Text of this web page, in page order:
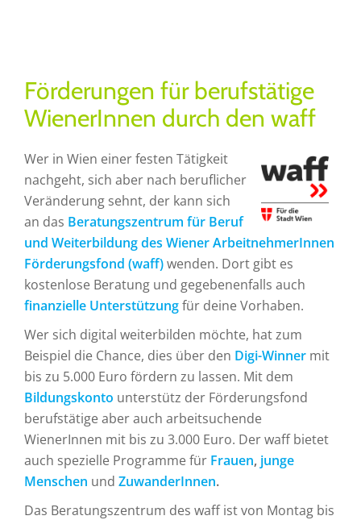
Förderungen für berufstätige
WienerInnen durch den waff
Wer in Wien einer festen Tätigkeit
nachgeht, sich aber nach beruflicher
Veränderung sehnt, der kann sich
an das Beratungszentrum für Beruf
und Weiterbildung des Wiener ArbeitnehmerInnen
Förderungsfond (waff)wenden. Dort gibt es
kostenlose Beratung und gegebenenfalls auch
finanzielle Unterstützungfür deine Vorhaben.
Wer sich digital weiterbilden möchte, hat zum
Beispiel die Chance, dies über den Digi-Winner mit
bis zu 5.000 Euro fördern zu lassen. Mit dem
Bildungskonto unterstütz der Förderungsfond
berufstätige aber auch arbeitsuchende
WienerInnen mit bis zu 3.000 Euro. Der waff bietet
auch spezielle Programme für Frauen, junge
Menschen und ZuwanderInnen.
Das Beratungszentrum des waff ist von Montag bis